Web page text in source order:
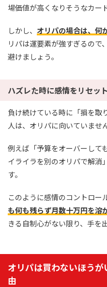
場価値が高くなりそうなカー
しかし、 オリパの場合は、何
リパは運要素が強すぎるので
避けましょう。
ハズレた時に感情をリセッ
負け続けている時に「損を取
人は、オリパに向いていませ
例えば「予算をオーバーして
イライラを別のオリパで解消
す。
このように感情のコントロー
も何も残らず月数十万円を溶
きる自制心がない限り、手を
オリパは買わないほう
由